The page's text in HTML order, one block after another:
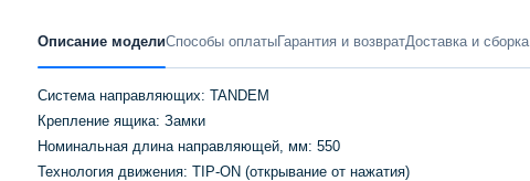
Описание модели Способы оплатыГарантия и возвратДоставка и сборка
Система направляющих: TANDEM
Крепление ящика: Замки
Номинальная длина направляющей, мм: 550
Технология движения: TIP-ON (открывание от нажатия)